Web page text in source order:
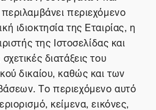
περιεχόμενο
ιδιοκτησία της Εταιρίας, η
της Ιστοσελίδας και
διατάξεις του
δικαίου, καθώς και των
Το περιεχόμενο αυτό
κείμενα, εικόνες,